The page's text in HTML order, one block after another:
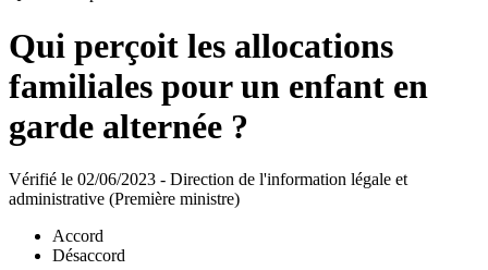
Qui perçoit les allocations
familiales pour un enfant en
garde alternée ?
Vérifié le 02/06/2023 - Direction de l'information légale et
administrative (Première ministre)
Accord
Désaccord